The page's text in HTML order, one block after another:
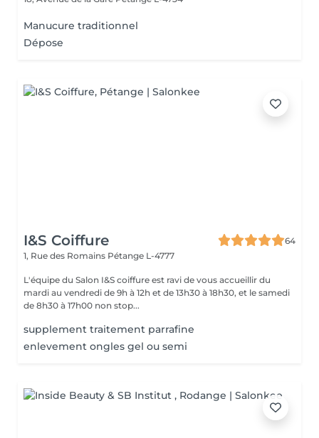
Manucure traditionnel
Dépose
I&S Coiffure
64
1, Rue des Romains Pétange L-4777
L'équipe du Salon I&S coiffure est ravi de vous accueillir du
mardi au vendredi de 9h à 12h et de 13h30 à 18h30, et le samedi
de 8h30 à 17h00 non stop...
supplement traitement parrafine
enlevement ongles gel ou semi